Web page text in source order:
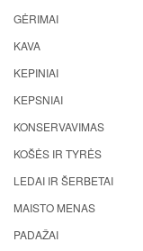
GĖRIMAI
KAVA
KEPINIAI
KEPSNIAI
KONSERVAVIMAS
KOŠĖS IR TYRĖS
LEDAI IR ŠERBETAI
MAISTO MENAS
PADAŽAI